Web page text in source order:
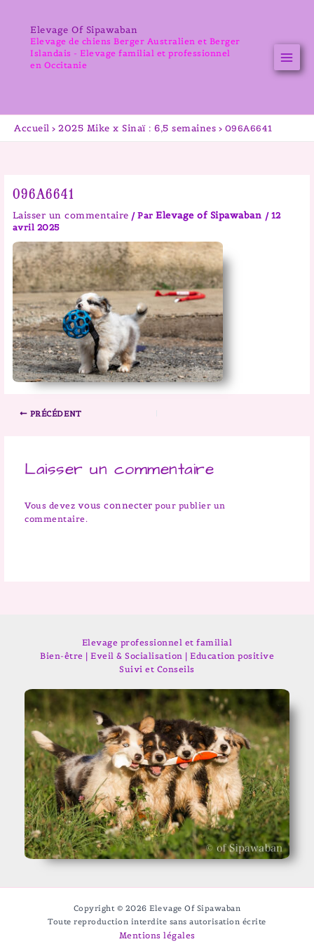
contenuElevage Of Sipawaban
Elevage de chiens Berger Australien et Berger
Islandais - Elevage familial et professionnel
en Occitanie
Accueil 2025 Mike x Sinaï : 6,5 semaines 096A6641
096A6641
Laisser un commentaire / ParElevage of Sipawaban / 12
avril 2025
PRÉCÉDENT
Laisser un commentaire
Vous devez vous connecter pour publier un
commentaire.
Elevage professionnel et familial
Bien-être | Eveil & Socialisation | Education positive
Suivi et Conseils
Copyright © 2026 Elevage Of Sipawaban
Toute reproduction interdite sans autorisation écrite
Mentions légales